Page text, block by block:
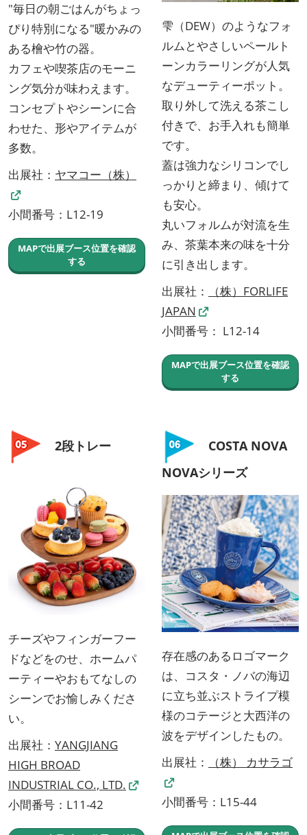
"毎日の朝ごはんがちょっ
ぴり特別になる"暖かみの
ある檜や竹の器。
カフェや喫茶店のモーニ
ング気分が味わえます。
コンセプトやシーンに合
わせた、形やアイテムが
多数。
出展社： ヤマコー（株）
小間番号：L12-19
MAPで出展ブース位置を確認
する
雫（DEW）のようなフォ
ルムとやさしいペールト
ーンカラーリングが人気
なデューティーポット。
取り外して洗える茶こし
付きで、お手入れも簡単
です。
蓋は強力なシリコンでし
っかりと締まり、傾けて
も安心。
丸いフォルムが対流を生
み、茶葉本来の味を十分
に引き出します。
出展社：
（株）FORLIFE
JAPAN
小間番号： L12-14
MAPで出展ブース位置を確認
する
2段トレー
チーズやフィンガーフー
ドなどをのせ、ホームパ
ーティーやおもてなしの
シーンでお愉しみくださ
い。
出展社： YANGJIANG
HIGH BROAD
INDUSTRIAL CO., LTD.
小間番号：L11-42
COSTA NOVA
NOVAシリーズ
存在感のあるロゴマーク
は、コスタ・ノバの海辺
に立ち並ぶストライプ模
様のコテージと大西洋の
波をデザインしたもの。
出展社：
（株） カサラゴ
小間番号：L15-44